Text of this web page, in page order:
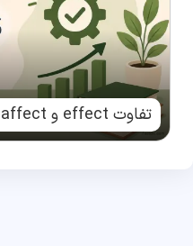
تفاوت effect و affect چیست؟